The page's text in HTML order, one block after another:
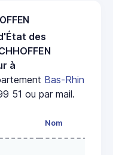
des
à
Bas-Rhin
51 ou par mail.
Nom